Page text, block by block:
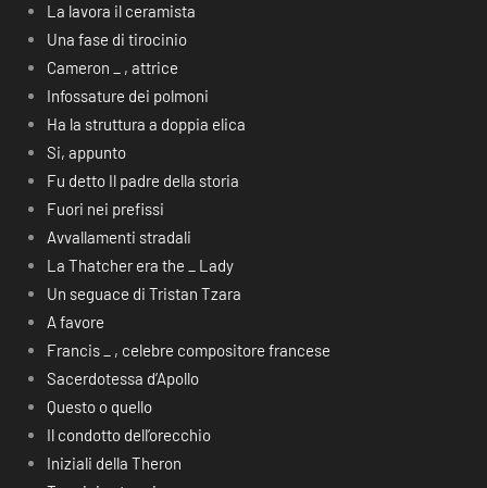
La lavora il ceramista
Una fase di tirocinio
Cameron _ , attrice
Infossature dei polmoni
Ha la struttura a doppia elica
Si, appunto
Fu detto Il padre della storia
Fuori nei prefissi
Avvallamenti stradali
La Thatcher era the _ Lady
Un seguace di Tristan Tzara
A favore
Francis _ , celebre compositore francese
Sacerdotessa d’Apollo
Questo o quello
Il condotto dell’orecchio
Iniziali della Theron